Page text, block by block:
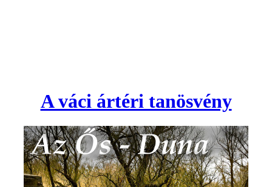
A váci ártéri tanösvény